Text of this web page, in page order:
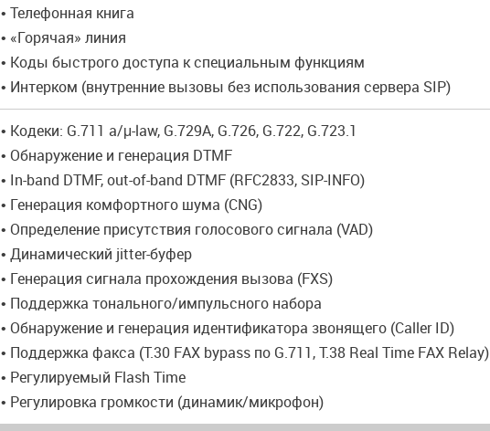
• Телефонная книга
• «Горячая» линия
• Коды быстрого доступа к специальным функциям
• Интерком (внутренние вызовы без использования сервера SIP)
• Кодеки: G.711 a/μ-law, G.729A, G.726, G.722, G.723.1
• Обнаружение и генерация DTMF
• In-band DTMF, out-of-band DTMF (RFC2833, SIP-INFO)
• Генерация комфортного шума (CNG)
• Определение присутствия голосового сигнала (VAD)
• Динамический jitter-буфер
• Генерация сигнала прохождения вызова (FXS)
• Поддержка тонального/импульсного набора
• Обнаружение и генерация идентификатора звонящего (Caller ID)
• Поддержка факса (T.30 FAX bypass по G.711, T.38 Real Time FAX Relay)
• Регулируемый Flash Time
• Регулировка громкости (динамик/микрофон)